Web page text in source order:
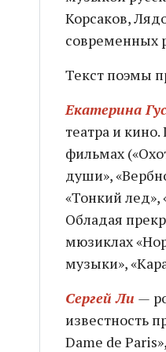
Корсаков,
современных
Текст поэмы
Екатерина
театра и
фильмах
души»,
«Тонкий лед»,
Обладая
мюзиклах
музыки»,
Сергей Ли —
известность
Dame de